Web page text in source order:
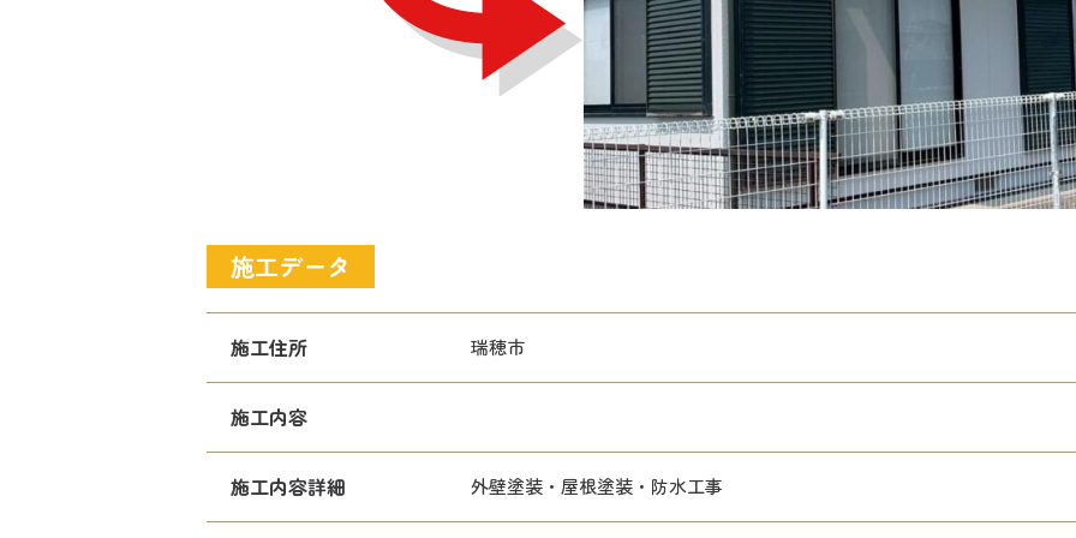
施工データ
施工住所 瑞穂市
施工内容
施工内容詳細 外壁塗装・屋根塗装・防水工事